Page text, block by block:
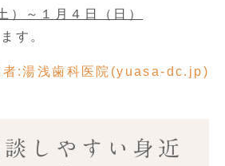
）～１月４日（日）
す。
者:湯浅歯科医院(yuasa-dc.jp)
しやすい身近